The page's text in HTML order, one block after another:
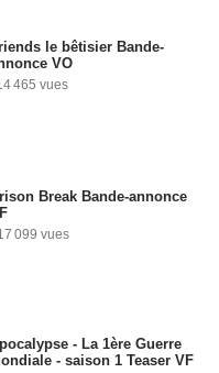
le bêtisier Bande-
VO
465 vues
Break Bande-annonce
099 vues
- La 1ère Guerre
- saison 1 Teaser VF